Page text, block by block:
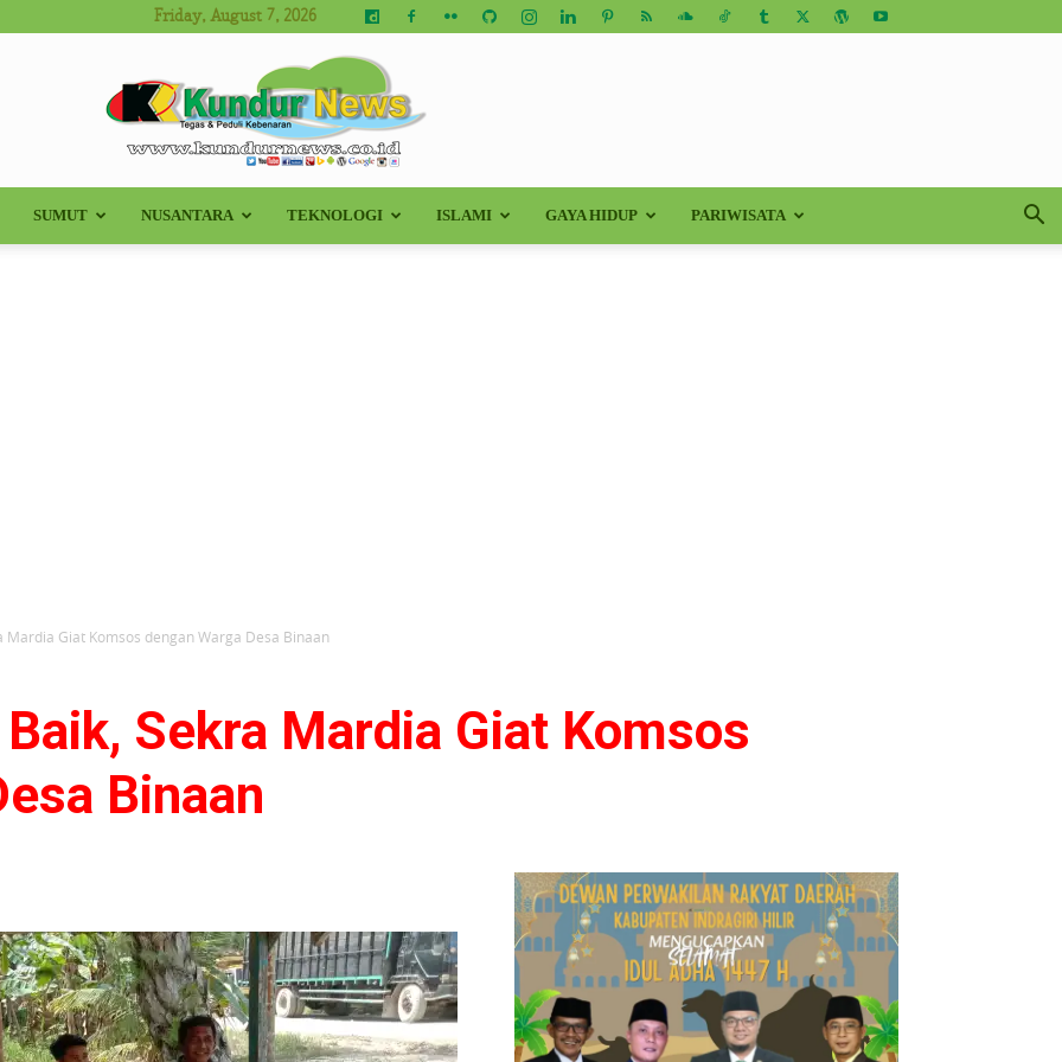
Friday, August 7, 2026
Kundur
SUMUT NUSANTARA TEKNOLOGI ISLAMI GAYA HIDUP PARIWISATA
Mardia Giat Komsos dengan Warga Desa Binaan
Sekra Mardia Giat Komsos
Binaan